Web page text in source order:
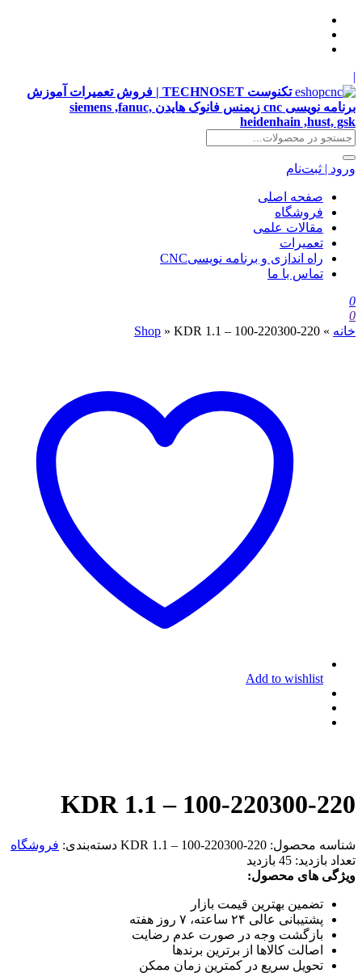
|
تکنوست TECHNOSET | فروش تعمیرات آموزش
برنامه نویسی cnc زیمنس فانوک هایدن siemens ,fanuc,
heidenhain ,hust, gsk
ورود | ثبت‌نام
صفحه اصلی
فروشگاه
مقالات علمی
تعمیرات
راه اندازی و برنامه نویسیCNC
تماس با ما
0
0
خانه »
Shop » KDR 1.1 – 100-220300-220
Add to wishlist
KDR 1.1 – 100-220300-220
شناسه محصول: KDR 1.1 – 100-220300-220 دسته‌بندی: فروشگاه
تعداد بازدید: 45 بازدید
ویژگی های محصول:
تضمین بهترین قیمت بازار
پشتیبانی عالی ۲۴ ساعته، ۷ روز هفته
بازگشت وجه در صورت عدم رضایت
اصالت کالاها از برترین برندها
تحویل سریع در کمترین زمان ممکن